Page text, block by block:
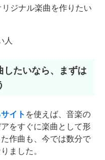
ジナル楽曲を作りたい
人
したいなら、まずは
イト を使えば、音楽の
をすぐに楽曲として形
作曲も、今では数分で
ました。